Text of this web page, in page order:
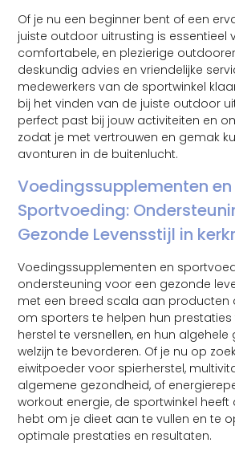
Of je nu een beginner bent of een
juiste outdoor uitrusting is essentieel
comfortabele, en plezierige
deskundig advies en vriendelijke
medewerkers van de sportwinkel
bij het vinden van de juiste outdoor
perfect past bij jouw activiteiten en
zodat je met vertrouwen en gemak
avonturen in de buitenlucht.
Voedingssupplementen en
Sportvoeding:
Gezonde Levensstijl in
Voedingssupplementen en
ondersteuning voor een gezonde
met een breed scala aan producten
om sporters te helpen hun prestaties
herstel te versnellen, en hun algehele
welzijn te bevorderen. Of je nu op
eiwitpoeder voor spierherstel,
algemene gezondheid, of
workout energie, de sportwinkel
hebt om je dieet aan te vullen en te
optimale prestaties en resultaten.